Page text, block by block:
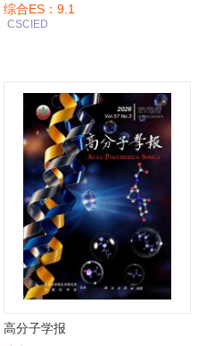
综合ES：9.1
CSCIED
高分子学报